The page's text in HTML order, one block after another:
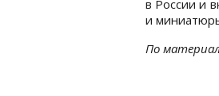
в России и
и
По